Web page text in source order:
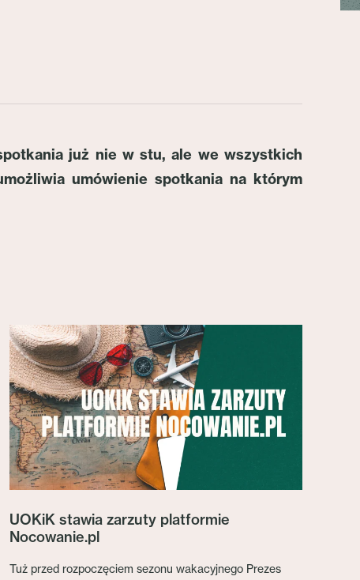
już nie w stu, ale we wszystkich
umówienie spotkania na którym
UOKiK stawia zarzuty platformie
Nocowanie.pl
Tuż przed rozpoczęciem sezonu wakacyjnego Prezes